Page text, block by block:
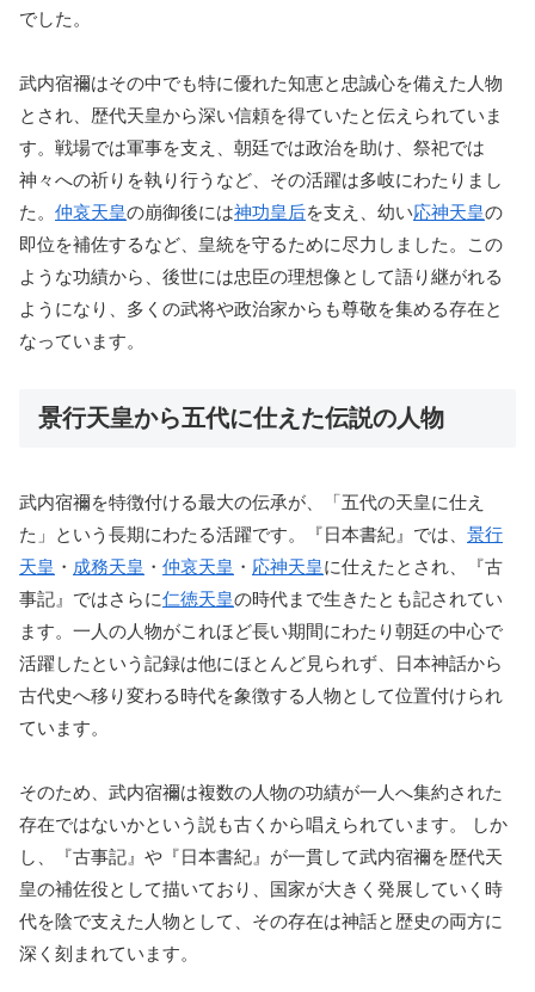
でした。
武内宿禰はその中でも特に優れた知恵と忠誠心を備えた人物
とされ、歴代天皇から深い信頼を得ていたと伝えられていま
す。戦場では軍事を支え、朝廷では政治を助け、祭祀では
神々への祈りを執り行うなど、その活躍は多岐にわたりまし
た。 仲哀天皇の崩御後には神功皇后を支え、幼い応神天皇の
即位を補佐するなど、皇統を守るために尽力しました。この
ような功績から、後世には忠臣の理想像として語り継がれる
ようになり、多くの武将や政治家からも尊敬を集める存在と
なっています。
景行天皇から五代に仕えた伝説の人物
武内宿禰を特徴付ける最大の伝承が、「五代の天皇に仕え
た」という長期にわたる活躍です。『日本書紀』では、 景行
天皇 ・ 成務天皇 ・ 仲哀天皇 ・ 応神天皇に仕えたとされ、『古
事記』ではさらに仁徳天皇の時代まで生きたとも記されてい
ます。一人の人物がこれほど長い期間にわたり朝廷の中心で
活躍したという記録は他にほとんど見られず、日本神話から
古代史へ移り変わる時代を象徴する人物として位置付けられ
ています。
そのため、武内宿禰は複数の人物の功績が一人へ集約された
存在ではないかという説も古くから唱えられています。 しか
し、『古事記』や『日本書紀』が一貫して武内宿禰を歴代天
皇の補佐役として描いており、国家が大きく発展していく時
代を陰で支えた人物として、その存在は神話と歴史の両方に
深く刻まれています。